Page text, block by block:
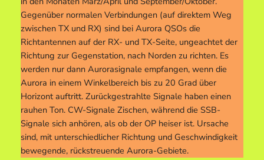
Gegenüber normalen Verbindungen (auf direktem Weg
zwischen TX und RX) sind bei Aurora QSOs die
Richtantennen auf der RX- und TX-Seite, ungeachtet der
Richtung zur Gegenstation, nach Norden zu richten. Es
werden nur dann Aurorasignale empfangen, wenn die
Aurora in einem Winkelbereich bis zu 20 Grad über
Horizont auftritt. Zurückgestrahlte Signale haben einen
rauhen Ton. CW-Signale Zischen, während die SSB-
Signale sich anhören, als ob der OP heiser ist. Ursache
sind, mit unterschiedlicher Richtung und Geschwindigkeit
bewegende, rückstreuende Aurora-Gebiete.